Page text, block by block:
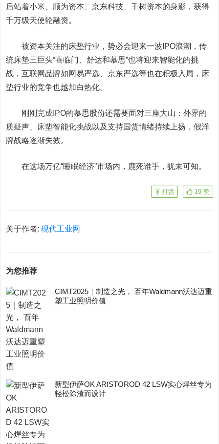
后站着小米、顺为资本、京东科技、千树资本的身影，获得
千万级天使轮融资。
被资本关注的床垫行业，势必会迎来一波IPO浪潮，传
统床垫三巨头“喜临门
、舒达和慕思”也将迎来智能化的挑
战，互联网品牌如网易严选、京东严选等也在积极入局，床
垫行业的竞争也越加白热化。
刚刚完成IPO的慕思股份还需要面对三座大山：外界的
质疑声、床垫智能化挑战以及支持国货情绪持续上扬，假洋
牌战略逐渐失效。
在这场万亿“睡眠经济”市场内，鹿死谁手，犹未可知。
19 赞
打赏
关于作者:现代工业网
为您推荐
CIMT2025｜制造之光， 百年Waldmann沃达迈重
塑工业照明价值
新型伊萨OK ARISTOROD 42 LSW实心焊丝专为
轻松除渣而设计